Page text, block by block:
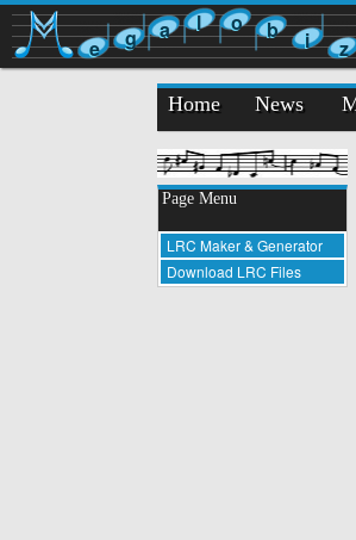
e g a l o b i z
Home News
Page Menu
LRC Maker & Generator
Download LRC Files